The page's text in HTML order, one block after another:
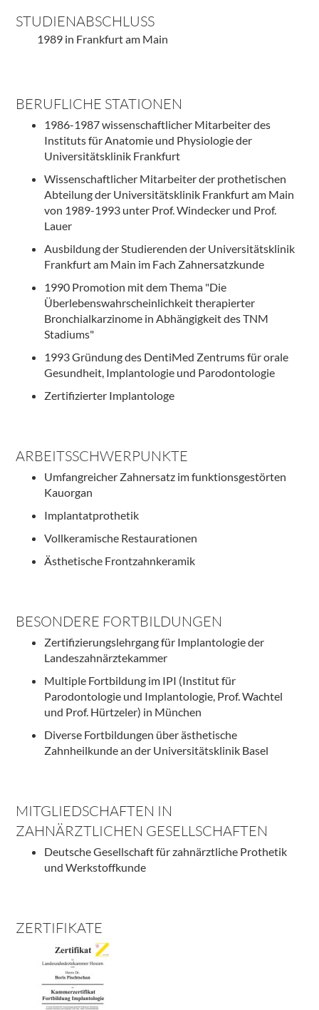
STUDIENABSCHLUSS
1989 in Frankfurt am Main
BERUFLICHE STATIONEN
1986-1987 wissenschaftlicher Mitarbeiter des
Instituts für Anatomie und Physiologie der
Universitätsklinik Frankfurt
Wissenschaftlicher Mitarbeiter der prothetischen
Abteilung der Universitätsklinik Frankfurt am Main
von 1989-1993 unter Prof. Windecker und Prof.
Lauer
Ausbildung der Studierenden der Universitätsklinik
Frankfurt am Main im Fach Zahnersatzkunde
1990 Promotion mit dem Thema "Die
Überlebenswahrscheinlichkeit therapierter
Bronchialkarzinome in Abhängigkeit des TNM
Stadiums"
1993 Gründung des DentiMed Zentrums für orale
Gesundheit, Implantologie und Parodontologie
Zertifizierter Implantologe
ARBEITSSCHWERPUNKTE
Umfangreicher Zahnersatz im funktionsgestörten
Kauorgan
Implantatprothetik
Vollkeramische Restaurationen
Ästhetische Frontzahnkeramik
BESONDERE FORTBILDUNGEN
Zertifizierungslehrgang für Implantologie der
Landeszahnärztekammer
Multiple Fortbildung im IPI (Institut für
Parodontologie und Implantologie, Prof. Wachtel
und Prof. Hürtzeler) in München
Diverse Fortbildungen über ästhetische
Zahnheilkunde an der Universitätsklinik Basel
MITGLIEDSCHAFTEN IN
ZAHNÄRZTLICHEN GESELLSCHAFTEN
Deutsche Gesellschaft für zahnärztliche Prothetik
und Werkstoffkunde
ZERTIFIKATE